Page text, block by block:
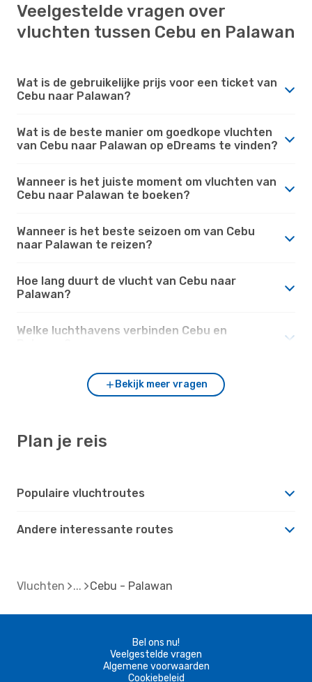
Veelgestelde vragen over
vluchten tussen Cebu en Palawan
Wat is de gebruikelijke prijs voor een ticket van
Cebu naar Palawan?
Wat is de beste manier om goedkope vluchten
van Cebu naar Palawan op eDreams te vinden?
Wanneer is het juiste moment om vluchten van
Cebu naar Palawan te boeken?
Wanneer is het beste seizoen om van Cebu
naar Palawan te reizen?
Hoe lang duurt de vlucht van Cebu naar
Palawan?
Welke luchthavens verbinden Cebu en
Bekijk meer vragen
Plan je reis
Populaire vluchtroutes
Andere interessante routes
Vluchten Cebu - Palawan
Bel ons nu!
Veelgestelde vragen
Algemene voorwaarden
Cookiebeleid